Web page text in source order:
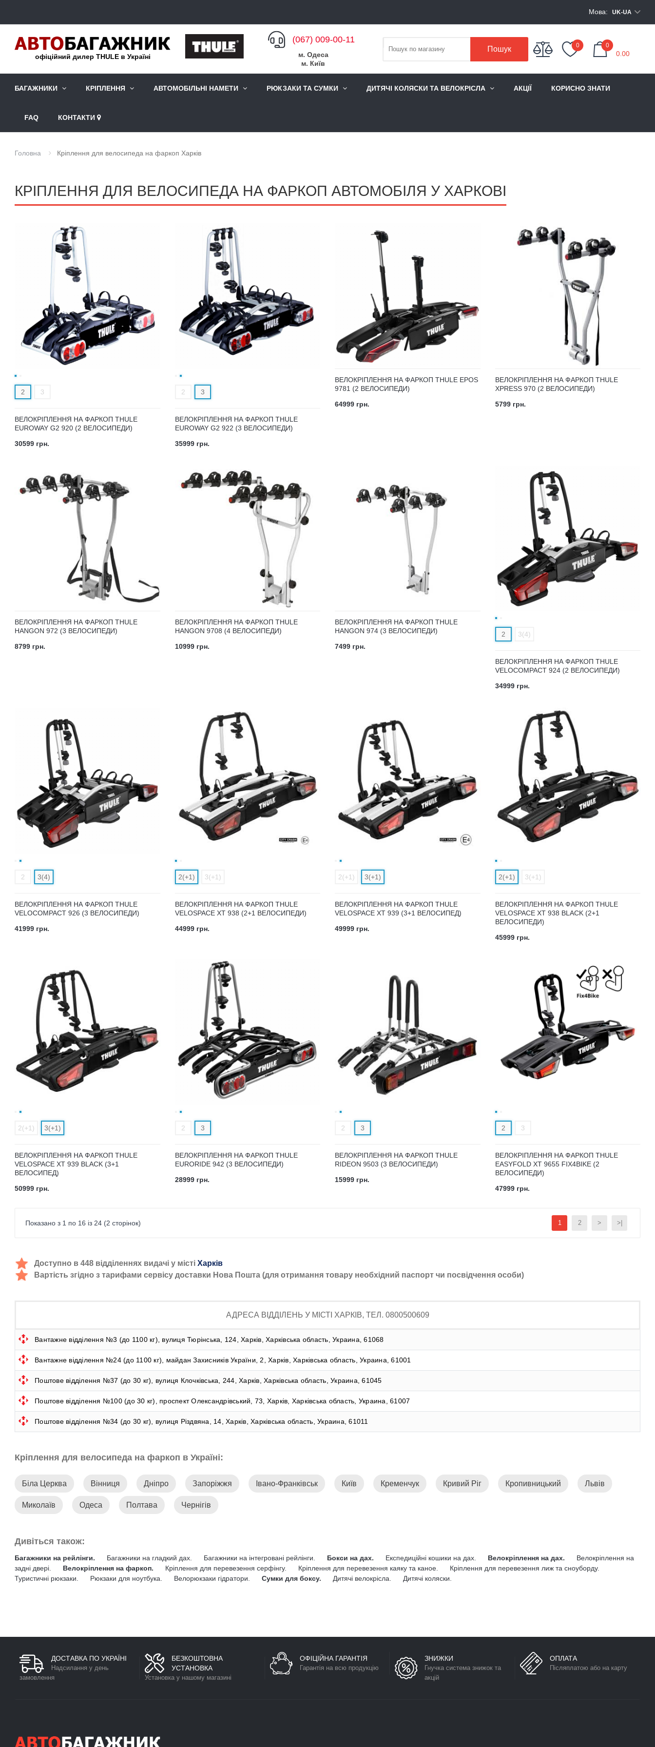
Мова: UK-UA
офіційний дилер THULE в Україні
(067) 009-00-11
м. Одеса
м. Київ
Пошук 0 0
0.00
БАГАЖНИКИ КРІПЛЕННЯ АВТОМОБІЛЬНІ НАМЕТИ РЮКЗАКИ ТА СУМКИ ДИТЯЧІ КОЛЯСКИ ТА ВЕЛОКРІСЛА АКЦІЇ КОРИСНО ЗНАТИ
FAQ КОНТАКТИ
Головна Кріплення для велосипеда на фаркоп Харків
КРІПЛЕННЯ ДЛЯ ВЕЛОСИПЕДА НА ФАРКОП АВТОМОБІЛЯ У ХАРКОВІ
2 3
ВЕЛОКРІПЛЕННЯ НА ФАРКОП THULE
EUROWAY G2 920 (2 ВЕЛОСИПЕДИ)
30599 грн.
2 3
ВЕЛОКРІПЛЕННЯ НА ФАРКОП THULE
EUROWAY G2 922 (3 ВЕЛОСИПЕДИ)
35999 грн.
ВЕЛОКРІПЛЕННЯ НА ФАРКОП THULE EPOS
9781 (2 ВЕЛОСИПЕДИ)
64999 грн.
ВЕЛОКРІПЛЕННЯ НА ФАРКОП THULE
XPRESS 970 (2 ВЕЛОСИПЕДИ)
5799 грн.
ВЕЛОКРІПЛЕННЯ НА ФАРКОП THULE
HANGON 972 (3 ВЕЛОСИПЕДИ)
8799 грн.
ВЕЛОКРІПЛЕННЯ НА ФАРКОП THULE
HANGON 9708 (4 ВЕЛОСИПЕДИ)
10999 грн.
ВЕЛОКРІПЛЕННЯ НА ФАРКОП THULE
HANGON 974 (3 ВЕЛОСИПЕДИ)
7499 грн.
2 3(4)
ВЕЛОКРІПЛЕННЯ НА ФАРКОП THULE
VELOCOMPACT 924 (2 ВЕЛОСИПЕДИ)
34999 грн.
2 3(4)
ВЕЛОКРІПЛЕННЯ НА ФАРКОП THULE
VELOCOMPACT 926 (3 ВЕЛОСИПЕДИ)
41999 грн.
2(+1) 3(+1)
ВЕЛОКРІПЛЕННЯ НА ФАРКОП THULE
VELOSPACE XT 938 (2+1 ВЕЛОСИПЕДИ)
44999 грн.
2(+1) 3(+1)
ВЕЛОКРІПЛЕННЯ НА ФАРКОП THULE
VELOSPACE XT 939 (3+1 ВЕЛОСИПЕД)
49999 грн.
2(+1) 3(+1)
ВЕЛОКРІПЛЕННЯ НА ФАРКОП THULE
VELOSPACE XT 938 BLACK (2+1
ВЕЛОСИПЕДИ)
45999 грн.
2(+1) 3(+1)
ВЕЛОКРІПЛЕННЯ НА ФАРКОП THULE
VELOSPACE XT 939 BLACK (3+1
ВЕЛОСИПЕД)
50999 грн.
2 3
ВЕЛОКРІПЛЕННЯ НА ФАРКОП THULE
EURORIDE 942 (3 ВЕЛОСИПЕДИ)
28999 грн.
2 3
ВЕЛОКРІПЛЕННЯ НА ФАРКОП THULE
RIDEON 9503 (3 ВЕЛОСИПЕДИ)
15999 грн.
2 3
ВЕЛОКРІПЛЕННЯ НА ФАРКОП THULE
EASYFOLD XT 9655 FIX4BIKE (2
ВЕЛОСИПЕДИ)
47999 грн.
1 2 > >|
Показано з 1 по 16 із 24 (2 сторінок)
Доступно в 448 відділеннях видачі у місті Харків
Вартість згідно з тарифами сервісу доставки Нова Пошта (для отримання товару необхідний паспорт чи посвідчення особи)
АДРЕСА ВІДДІЛЕНЬ У МІСТІ ХАРКІВ, ТЕЛ. 0800500609
Вантажне відділення №3 (до 1100 кг), вулиця Тюрінська, 124, Харків, Харківська область, Украина, 61068
Вантажне відділення №24 (до 1100 кг), майдан Захисників України, 2, Харків, Харківська область, Украина, 61001
Поштове відділення №37 (до 30 кг), вулиця Клочківська, 244, Харків, Харківська область, Украина, 61045
Поштове відділення №100 (до 30 кг), проспект Олександрівський, 73, Харків, Харківська область, Украина, 61007
Поштове відділення №34 (до 30 кг), вулиця Різдвяна, 14, Харків, Харківська область, Украина, 61011
Кріплення для велосипеда на фаркоп в Україні:
Біла Церква Вінниця Дніпро Запоріжжя Івано-Франківськ Київ Кременчук Кривий Ріг Кропивницький Львів
Миколаїв Одеса Полтава Чернігів
Дивіться також:
Багажники на рейлінги. Багажники на гладкий дах. Багажники на інтегровані рейлінги. Бокси на дах. Експедиційні кошики на дах. Велокріплення на дах.
Велокріплення на
задні двері.
Велокріплення на фаркоп. Кріплення для перевезення серфінгу. Кріплення для перевезення каяку та каное.
Кріплення для перевезення лиж та сноуборду.
Туристичні рюкзаки.
Рюкзаки для ноутбука. Велорюкзаки гідратори. Сумки для боксу. Дитячі велокрісла. Дитячі коляски.
ДОСТАВКА ПО УКРАЇНІ
Надсилання у день
замовлення
БЕЗКОШТОВНА
УСТАНОВКА
Установка у нашому магазині
ОФІЦІЙНА ГАРАНТІЯ
Гарантія на всю продукцію
ЗНИЖКИ
Гнучка система знижок та
акцій
ОПЛАТА
Післяплатою або на карту